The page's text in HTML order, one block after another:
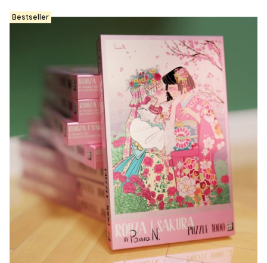
Bestseller